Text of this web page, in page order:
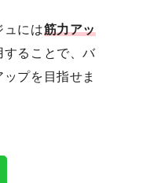
ュには筋力アッ
することで、バ
プを目指せま